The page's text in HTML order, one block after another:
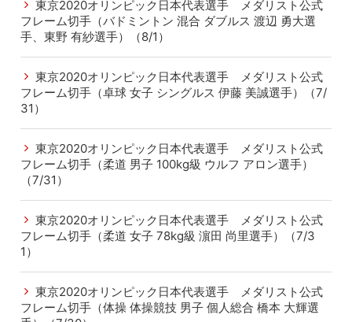
東京2020オリンピック日本代表選手 メダリスト公式
フレーム切手（バドミントン 混合 ダブルス 渡辺 勇大選
手、東野 有紗選手）（8/1）
東京2020オリンピック日本代表選手 メダリスト公式
フレーム切手（卓球 女子 シングルス 伊藤 美誠選手）（7/
31）
東京2020オリンピック日本代表選手 メダリスト公式
フレーム切手（柔道 男子 100kg級 ウルフ アロン選手）
（7/31）
東京2020オリンピック日本代表選手 メダリスト公式
フレーム切手（柔道 女子 78kg級 濵田 尚里選手）（7/3
1）
東京2020オリンピック日本代表選手 メダリスト公式
フレーム切手（体操 体操競技 男子 個人総合 橋本 大輝選